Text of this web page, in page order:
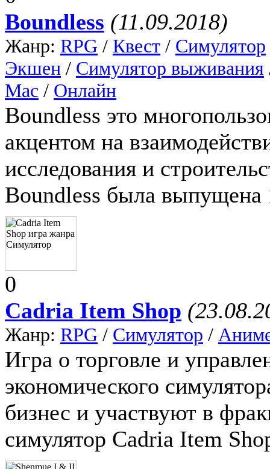
Boundless (11.09.2018)
Жанр: RPG / Квест / Симулятор
Экшен / Симулятор выживания
Mac / Онлайн
Boundless это
акцентом на
исследования и
Boundless была выпущена
0
Cadria Item Shop
Жанр: RPG / Симулятор /
Игра о торговле и
экономического
бизнес и участвуют в
симулятор Cadria Item